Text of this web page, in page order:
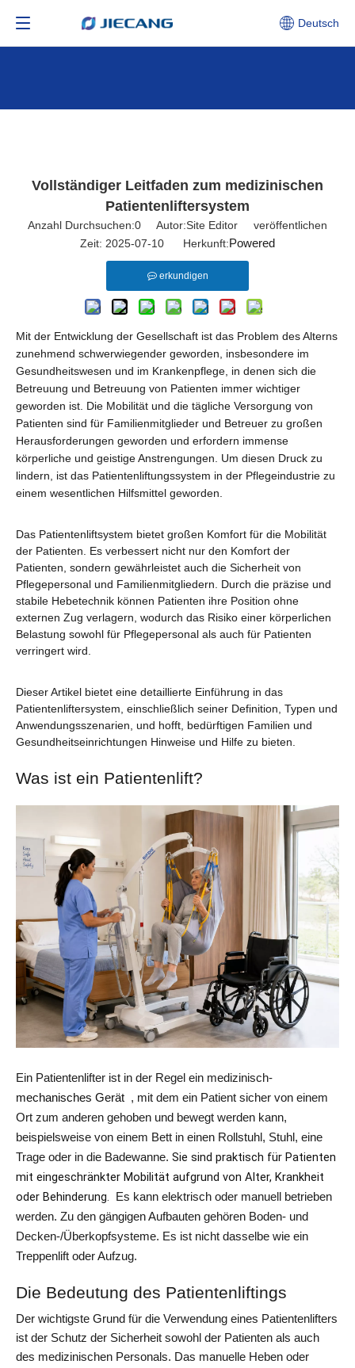
Deutsch
Vollständiger Leitfaden zum medizinischen
Patientenliftersystem
Anzahl Durchsuchen:0 Autor:Site Editor veröffentlichen
Zeit: 2025-07-10 Herkunft:Powered
erkundigen
Mit der Entwicklung der Gesellschaft ist das Problem des Alterns
zunehmend schwerwiegender geworden, insbesondere im
Gesundheitswesen und im Krankenpflege, in denen sich die
Betreuung und Betreuung von Patienten immer wichtiger
geworden ist. Die Mobilität und die tägliche Versorgung von
Patienten sind für Familienmitglieder und Betreuer zu großen
Herausforderungen geworden und erfordern immense
körperliche und geistige Anstrengungen. Um diesen Druck zu
lindern, ist das Patientenliftungssystem in der Pflegeindustrie zu
einem wesentlichen Hilfsmittel geworden.
Das Patientenliftsystem bietet großen Komfort für die Mobilität
der Patienten. Es verbessert nicht nur den Komfort der
Patienten, sondern gewährleistet auch die Sicherheit von
Pflegepersonal und Familienmitgliedern. Durch die präzise und
stabile Hebetechnik können Patienten ihre Position ohne
externen Zug verlagern, wodurch das Risiko einer körperlichen
Belastung sowohl für Pflegepersonal als auch für Patienten
verringert wird.
Dieser Artikel bietet eine detaillierte Einführung in das
Patientenliftersystem, einschließlich seiner Definition, Typen und
Anwendungsszenarien, und hofft, bedürftigen Familien und
Gesundheitseinrichtungen Hinweise und Hilfe zu bieten.
Was ist ein Patientenlift?
mechanisches Gerät , mit dem ein Patient sicher von einem
Ort zum anderen gehoben und bewegt werden kann,
beispielsweise von einem Bett in einen Rollstuhl, Stuhl, eine
Trage oder in die Badewanne. Sie sind praktisch für Patienten
mit eingeschränkter Mobilität aufgrund von Alter, Krankheit
oder Behinderung.
Es kann elektrisch oder manuell betrieben
werden. Zu den gängigen Aufbauten gehören Boden- und
Decken-/Überkopfsysteme. Es ist nicht dasselbe wie ein
Treppenlift oder Aufzug.
Die Bedeutung des Patientenliftings
Der wichtigste Grund für die Verwendung eines Patientenlifters
ist der Schutz der Sicherheit sowohl der Patienten als auch
des medizinischen Personals. Das manuelle Heben oder